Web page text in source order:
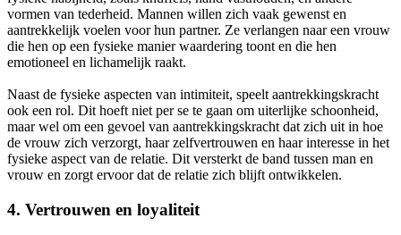
vormen van tederheid. Mannen willen zich vaak gewenst en
aantrekkelijk voelen voor hun partner. Ze verlangen naar een vrouw
die hen op een fysieke manier waardering toont en die hen
emotioneel en lichamelijk raakt.
Naast de fysieke aspecten van intimiteit, speelt aantrekkingskracht
ook een rol. Dit hoeft niet per se te gaan om uiterlijke schoonheid,
maar wel om een gevoel van aantrekkingskracht dat zich uit in hoe
de vrouw zich verzorgt, haar zelfvertrouwen en haar interesse in het
fysieke aspect van de relatie. Dit versterkt de band tussen man en
vrouw en zorgt ervoor dat de relatie zich blijft ontwikkelen.
4. Vertrouwen en loyaliteit